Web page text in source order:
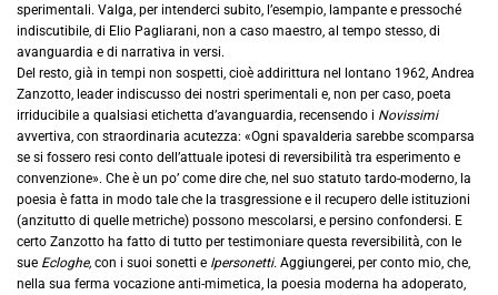
sperimentali. Valga, per intenderci subito, l’esempio, lampante e pressoché
indiscutibile, di Elio Pagliarani, non a caso maestro, al tempo stesso, di
avanguardia e di narrativa in versi.
Del resto, già in tempi non sospetti, cioè addirittura nel lontano 1962, Andrea
Zanzotto, leader indiscusso dei nostri sperimentali e, non per caso, poeta
irriducibile a qualsiasi etichetta d’avanguardia, recensendo i Novissimi
avvertiva, con straordinaria acutezza: «Ogni spavalderia sarebbe scomparsa
se si fossero resi conto dell’attuale ipotesi di reversibilità tra esperimento e
convenzione». Che è un po’ come dire che, nel suo statuto tardo-moderno, la
poesia è fatta in modo tale che la trasgressione e il recupero delle istituzioni
(anzitutto di quelle metriche) possono mescolarsi, e persino confondersi. E
certo Zanzotto ha fatto di tutto per testimoniare questa reversibilità, con le
sue Ecloghe, con i suoi sonetti e Ipersonetti. Aggiungerei, per conto mio, che,
nella sua ferma vocazione anti-mimetica, la poesia moderna ha adoperato,